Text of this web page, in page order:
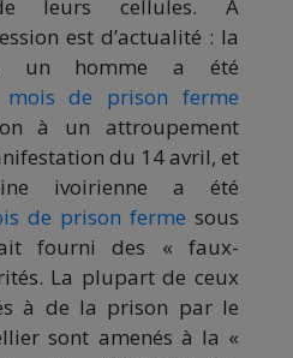
leurs cellules. À
est d’actualité : la
un homme a été
de prison ferme
à un attroupement
du 14 avril, et
ivoirienne a été
de prison ferme sous
fourni des « faux-
La plupart de ceux
à de la prison par le
sont amenés à la «